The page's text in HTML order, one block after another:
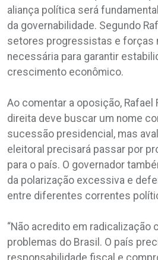
aliança política será
da governabilidade. Segundo
setores progressistas e forças
necessária para garantir
crescimento econômico.
Ao comentar a oposição,
direita deve buscar um nome
sucessão presidencial, mas
eleitoral precisará passar por
para o país. O governador
da polarização excessiva e
entre diferentes correntes
“Não acredito em radicalização
problemas do Brasil. O país